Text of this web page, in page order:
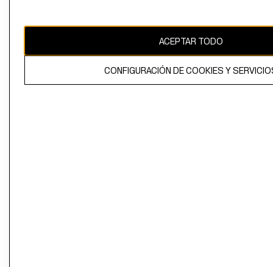
CAMBIAR REGIÓN
El contenido de esta página web está protegido por copyright y es
ACEPTAR TODO
CONFIGURACIÓN DE COOKIES Y